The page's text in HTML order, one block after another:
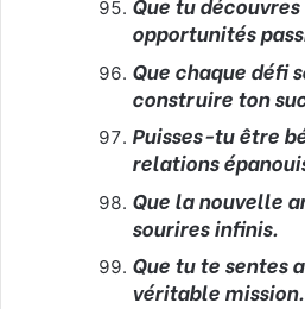
opportunités
Que chaque défi
construire ton
Puisses-tu être
relations
Que la nouvelle
sourires infinis.
Que tu te sentes
véritable mission.